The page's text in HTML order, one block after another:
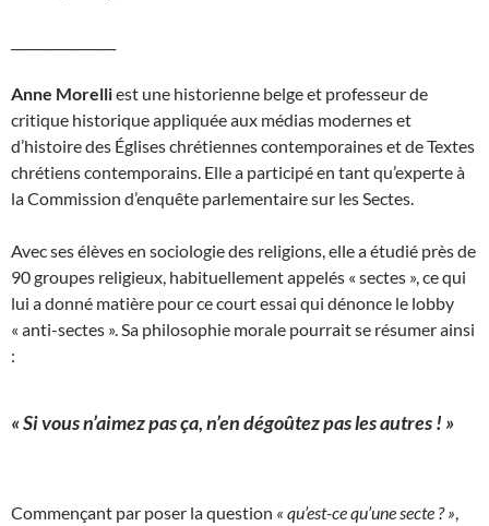
Anne Morelliest une historienne belge et professeur de
critique historique appliquée aux médias modernes et
d’histoire des Églises chrétiennes contemporaines et de Textes
chrétiens contemporains. Elle a participé en tant qu’experte à
la Commission d’enquête parlementaire sur les Sectes.
Avec ses élèves en sociologie des religions, elle a étudié près de
90 groupes religieux, habituellement appelés « sectes », ce qui
lui a donné matière pour ce court essai qui dénonce le lobby
« anti-sectes ». Sa philosophie morale pourrait se résumer ainsi
:
« Si vous n’aimez pas ça, n’en dégoûtez pas les autres ! »
Commençant par poser la question « qu’est-ce qu’une secte ? »